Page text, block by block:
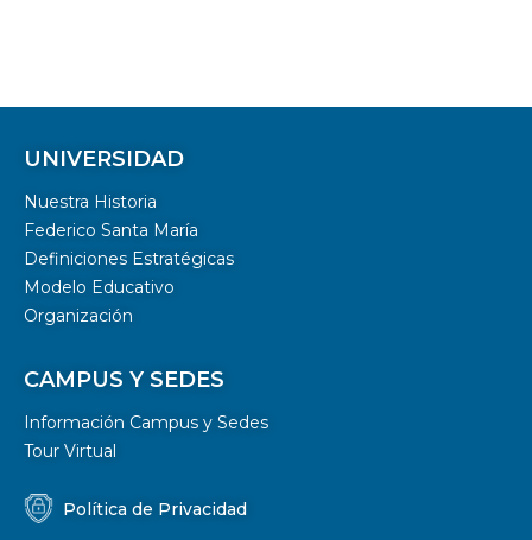
UNIVERSIDAD
Nuestra Historia
Federico Santa María
Definiciones Estratégicas
Modelo Educativo
Organización
CAMPUS Y SEDES
Información Campus y Sedes
Tour Virtual
Política de Privacidad